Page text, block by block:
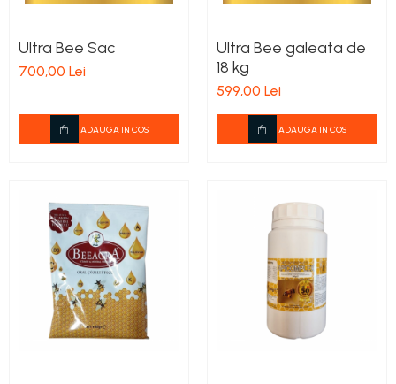
Ultra Bee Sac
700,00 Lei
ADAUGA IN COS
Ultra Bee galeata de
18 kg
599,00 Lei
ADAUGA IN COS